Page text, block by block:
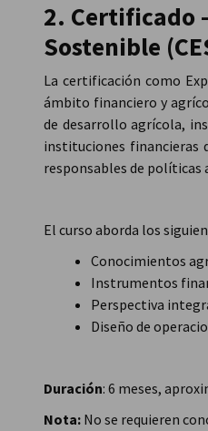
2. Certificado
Sostenible
La certificación como
ámbito financiero y
de desarrollo agrícola,
instituciones financieras
responsables de políticas
El curso aborda los
Conocimientos
Instrumentos
Perspectiva
Diseño de
Duración: 6 meses,
Nota: No se requieren